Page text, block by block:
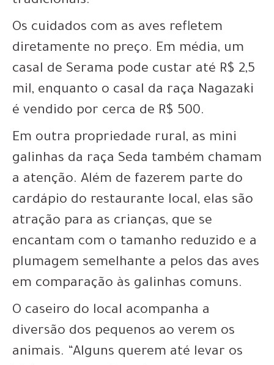
Os cuidados com as aves refletem
diretamente no preço. Em média, um
casal de Serama pode custar até R$ 2,5
mil, enquanto o casal da raça Nagazaki
é vendido por cerca de R$ 500.
Em outra propriedade rural, as mini
galinhas da raça Seda também chamam
a atenção. Além de fazerem parte do
cardápio do restaurante local, elas são
atração para as crianças, que se
encantam com o tamanho reduzido e a
plumagem semelhante a pelos das aves
em comparação às galinhas comuns.
O caseiro do local acompanha a
diversão dos pequenos ao verem os
animais. “Alguns querem até levar os